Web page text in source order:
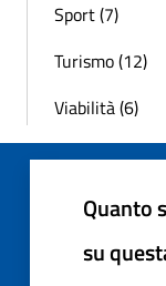
Sport (7)
Turismo (12)
Viabilità (6)
Quanto
su